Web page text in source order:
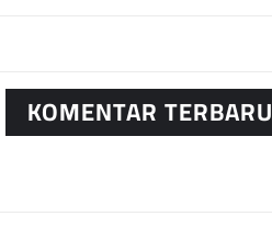
KOMENTAR TERBARU